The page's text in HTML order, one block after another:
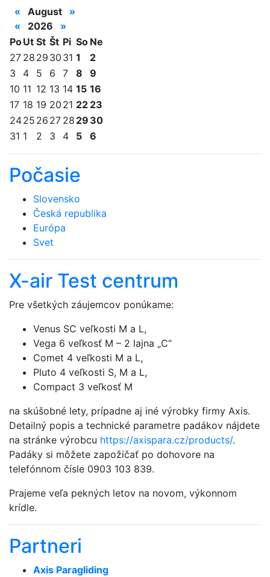
« August
»
«
2026
»
PoUt St Št Pi So Ne
27 28 29 30 31 1
2
3
4 5 6 7 8
9
10 11 12 13 14 15 16
17 18 19 20 21 22 23
2425 26 27 28 29 30
31 1 2 3 4 5 6
Počasie
Slovensko
Česká republika
Európa
Svet
X-air Test centrum
Pre všetkých záujemcov ponúkame:
Venus SC veľkosti M a L,
Vega 6 veľkosť M – 2 lajna „C“
Comet 4 veľkosti M a L,
Pluto 4 veľkosti S, M a L,
Compact 3 veľkosť M
na skúšobné lety, prípadne aj iné výrobky firmy Axis.
Detailný popis a technické parametre padákov nájdete
na stránke výrobcu https://axispara.cz/products/.
Padáky si môžete zapožičať po dohovore na
telefónnom čísle 0903 103 839.
Prajeme veľa pekných letov na novom, výkonnom
krídle.
Partneri
Axis Paragliding